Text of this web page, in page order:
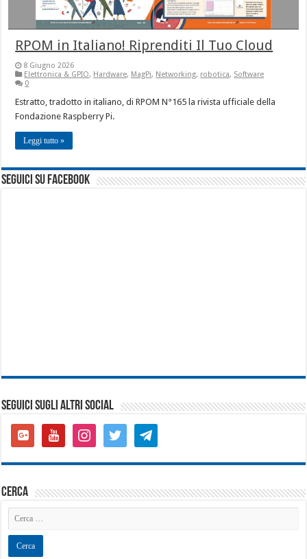
RPOM in Italiano! Riprenditi Il Tuo Cloud
8 Giugno 2026
Elettronica & GPIO, Hardware, MagPi, Networking, robotica, Software
0
Estratto, tradotto in italiano, di RPOM N°165 la rivista ufficiale della
Fondazione Raspberry Pi.
Leggi tutto »
seguici su facebook
SEGUICI SUGLI ALTRI SOCIAL
google-
plus-
youtube instagramtwitter telegram
cerca